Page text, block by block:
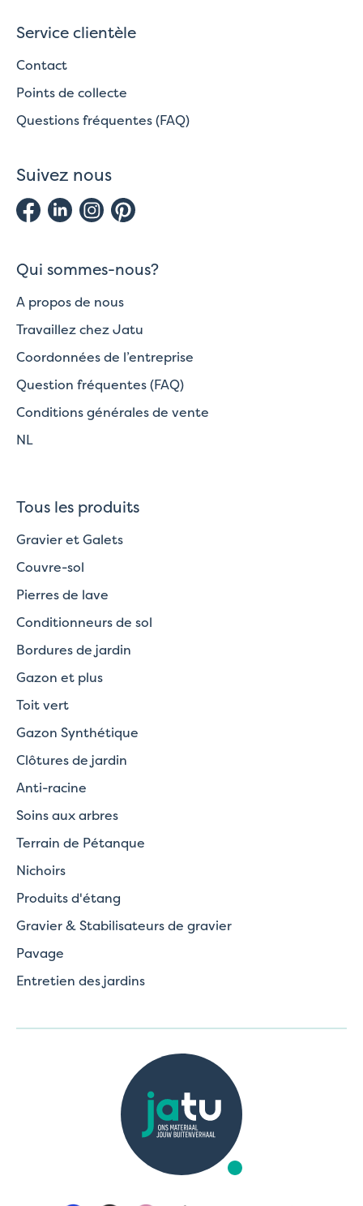
Service clientèle
Contact
Points de collecte
Questions fréquentes (FAQ)
Suivez nous
Qui sommes-nous?
A propos de nous
Travaillez chez Jatu
Coordonnées de l’entreprise
Question fréquentes (FAQ)
Conditions générales de vente
NL
Tous les produits
Gravier et Galets
Couvre-sol
Pierres de lave
Conditionneurs de sol
Bordures de jardin
Gazon et plus
Toit vert
Gazon Synthétique
Clôtures de jardin
Anti-racine
Soins aux arbres
Terrain de Pétanque
Nichoirs
Produits d'étang
Gravier & Stabilisateurs de gravier
Pavage
Entretien des jardins